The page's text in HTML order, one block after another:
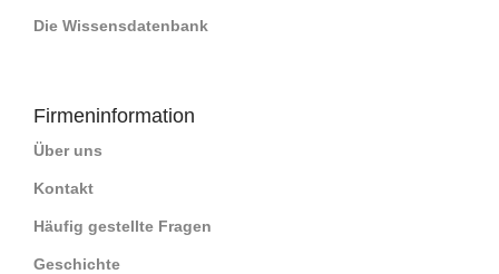
Die Wissensdatenbank
Firmeninformation
Über uns
Kontakt
Häufig gestellte Fragen
Geschichte